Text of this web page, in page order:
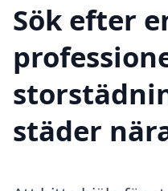
Sök efter
städer